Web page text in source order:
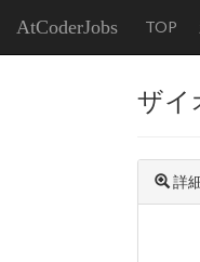
AtCoderJobs TOP
ザイ
詳